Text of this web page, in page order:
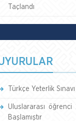
Taçlandı
Türkçe Yeterlik
Uluslararası öğrenci
Başlamıştır